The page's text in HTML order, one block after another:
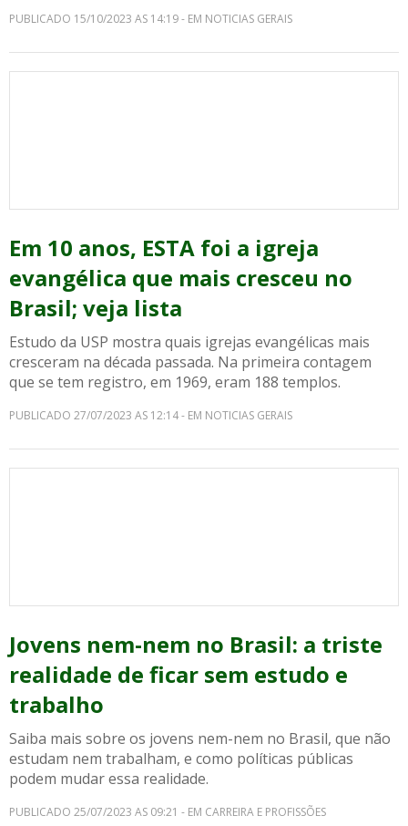
PUBLICADO 15/10/2023 AS 14:19 - EM NOTICIAS GERAIS
Em 10 anos, ESTA foi a igreja
evangélica que mais cresceu no
Brasil; veja lista
Estudo da USP mostra quais igrejas evangélicas mais
cresceram na década passada. Na primeira contagem
que se tem registro, em 1969, eram 188 templos.
PUBLICADO 27/07/2023 AS 12:14 - EM NOTICIAS GERAIS
Jovens nem-nem no Brasil: a triste
realidade de ficar sem estudo e
trabalho
Saiba mais sobre os jovens nem-nem no Brasil, que não
estudam nem trabalham, e como políticas públicas
podem mudar essa realidade.
PUBLICADO 25/07/2023 AS 09:21 - EM CARREIRA E PROFISSÕES